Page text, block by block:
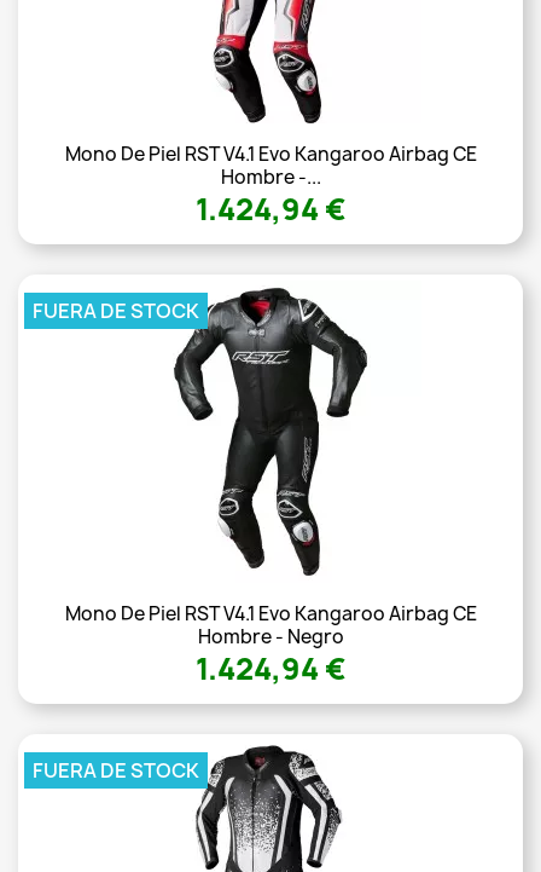
Mono De Piel RST V4.1 Evo Kangaroo Airbag CE
Hombre -...
1.424,94 €
Mono De Piel RST V4.1 Evo Kangaroo Airbag CE
Hombre - Negro
1.424,94 €
FUERA DE STOCK
FUERA DE STOCK